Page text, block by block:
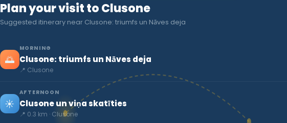
Plan your visit to Clusone
Suggested itinerary near Clusone: triumfs un Nāves deja
🌅
MORNING
Clusone: triumfs un Nāves deja
📍 Clusone
☀️
AFTERNOON
Clusone un viņa skatīties
📍 0.3 km · Clusone